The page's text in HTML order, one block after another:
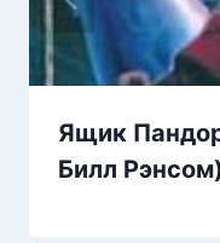
Ящик
Билл